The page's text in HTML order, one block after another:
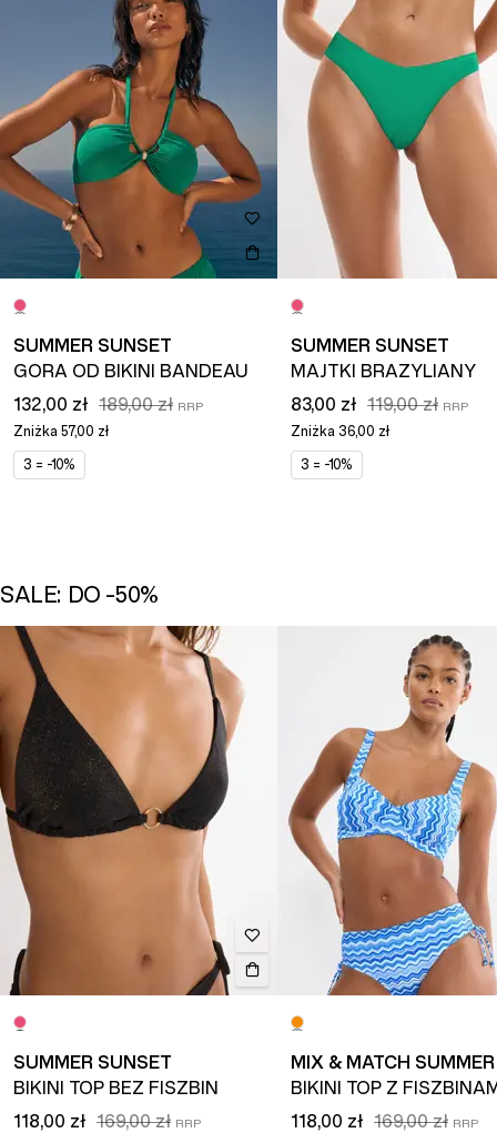
SUMMER SUNSET
GÓRA OD BIKINI BANDEAU
132,00 zł 189,00 zł
Zniżka 57,00 zł
3 = -10%
SUMMER SUNSET
MAJTKI BRAZYLIANY
83,00 zł 119,00 zł
Zniżka 36,00 zł
3 = -10%
SALE: DO -50%
SUMMER SUNSET
BIKINI TOP BEZ FISZBIN
118,00 zł 169,00 zł
MIX & MATCH SUMMER
BIKINI TOP Z
118,00 zł 169,00 zł